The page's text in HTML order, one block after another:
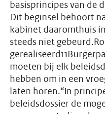
basisprincipes van de
Dit beginsel behoort
kabinet daaromthuis
steeds niet
moeten bij elk
hebben om in een
laten horen.“In
beleidsdossier de